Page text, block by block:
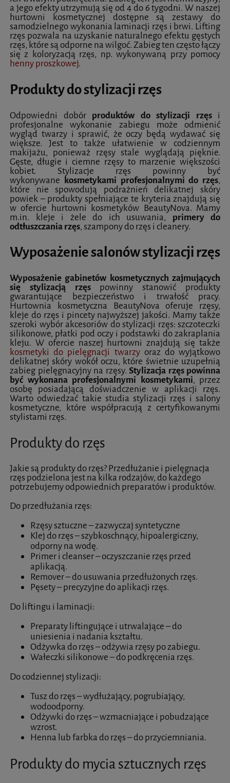
a jego efekty utrzymują się od 4 do 6 tygodni. W naszej
hurtowni kosmetycznej dostępne są zestawy do
samodzielnego wykonania laminacji rzęs i brwi. Lifting
rzęs pozwala na uzyskanie naturalnego efektu gęstych
rzęs, które są odporne na wilgoć. Zabieg ten często łączy
się z koloryzacją rzęs, np. wykonywaną przy pomocy
henny proszkowej.
Produkty do stylizacji rzęs
Odpowiedni dobór produktów do stylizacji rzęsi
profesjonalne wykonanie zabiegu może odmienić
wygląd twarzy i sprawić, że oczy będą wydawać się
większe. Jest to także ułatwienie w codziennym
makijażu, ponieważ rzęsy stale wyglądają pięknie.
Gęste, długie i ciemne rzęsy to marzenie większości
kobiet. Stylizacje rzęs powinny być
wykonywane kosmetykami profesjonalnymi do rzęs,
które nie spowodują podrażnień delikatnej skóry
powiek – produkty spełniające te kryteria znajdują się
w ofercie hurtowni kosmetyków BeautyNova. Mamy
m.in. kleje i żele do ich usuwania, primery do
odtłuszczania rzęs, szampony do rzęs i cleanery.
Wyposażenie salonów stylizacji rzęs
Wyposażenie gabinetów kosmetycznych zajmujących
się stylizacją rzęspowinny stanowić produkty
gwarantujące bezpieczeństwo i trwałość pracy.
Hurtownia kosmetyczna BeautyNova oferuje rzęsy,
kleje do rzęs i pincety najwyższej jakości. Mamy także
szeroki wybór akcesoriów do stylizacji rzęs: szczoteczki
silikonowe, płatki pod oczy i podstawki do zakraplania
kleju. W ofercie naszej hurtowni znajdują się także
kosmetyki do pielęgnacji twarzyoraz do wyjątkowo
delikatnej skóry wokół oczu, które świetnie uzupełnią
zabieg pielęgnacyjny na rzęsy. Stylizacja rzęs powinna
być wykonana profesjonalnymi kosmetykami, przez
osobę posiadającą doświadczenie w aplikacji rzęs.
Warto odwiedzać takie studia stylizacji rzęs i salony
kosmetyczne, które współpracują z certyfikowanymi
stylistami rzęs.
Produkty do rzęs
Jakie są produkty do rzęs? Przedłużanie i pielęgnacja
rzęs podzielona jest na kilka rodzajów, do każdego
potrzebujemy odpowiednich preparatów i produktów.
Do przedłużania rzęs:
Rzęsy sztuczne – zazwyczaj syntetyczne
Klej do rzęs – szybkoschnący, hipoalergiczny,
odporny na wodę.
Primer i cleanser – oczyszczanie rzęs przed
aplikacją.
Remover – do usuwania przedłużonych rzęs.
Pęsety – precyzyjne do aplikacji rzęs.
Do liftingu i laminacji:
Preparaty liftingujące i utrwalające – do
uniesienia i nadania kształtu.
Odżywka do rzęs – odżywia rzęsy po zabiegu.
Wałeczki silikonowe – do podkręcenia rzęs.
Do codziennej stylizacji:
Tusz do rzęs – wydłużający, pogrubiający,
wodoodporny.
Odżywki do rzęs – wzmacniające i pobudzające
wzrost.
Henna lub farbka do rzęs – do przyciemniania.
Produkty do mycia sztucznych rzęs